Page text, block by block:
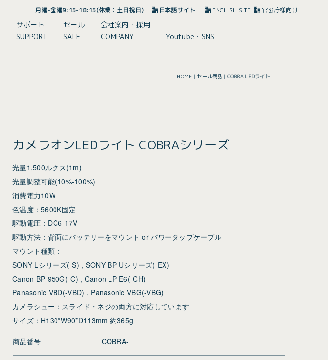
月曜-金曜9:15-18:15(休業：土日祝日) 日本語サイト ENGLISH SITE 官公庁様向け
サポート
SUPPORT
セール
SALE
会社案内・採用
COMPANY
Youtube・SNS
HOME |セール商品 | COBRA LEDライト
カメラオンLEDライト COBRAシリーズ
光量1,500ルクス(1m)
光量調整可能(10%-100%)
消費電力10W
色温度：5600K固定
駆動電圧：DC6-17V
駆動方法：背面にバッテリーをマウント or パワータップケーブル
マウント種類：
SONY Lシリーズ(-S) , SONY BP-Uシリーズ(-EX)
Canon BP-950G(-C) , Canon LP-E6(-CH)
Panasonic VBD(-VBD) , Panasonic VBG(-VBG)
カメラシュー：スライド・ネジの両方に対応しています
サイズ：H130*W90*D113mm 約365g
商品番号 COBRA-